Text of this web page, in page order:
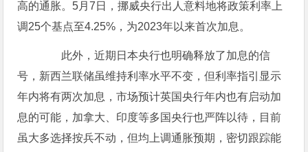
高的通胀。5月7日，挪威央行出人意料地将政策利率上
调25个基点至4.25%，为2023年以来首次加息。
此外，近期日本央行也明确释放了加息的信
号，新西兰联储虽维持利率水平不变，但利率指引显示
年内将有两次加息，市场预计英国央行年内也有启动加
息的可能，加拿大、印度等多国央行也严阵以待，目前
虽大多选择按兵不动，但均上调通胀预期，密切跟踪能